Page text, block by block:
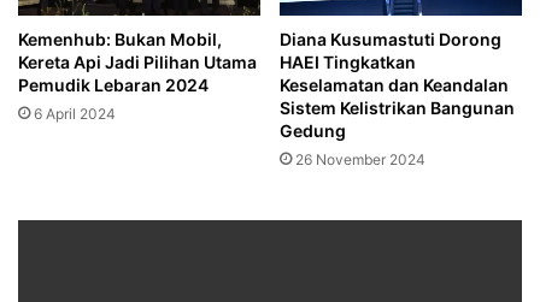
Kemenhub: Bukan Mobil,
Kereta Api Jadi Pilihan Utama
Pemudik Lebaran 2024
6 April 2024
Diana Kusumastuti Dorong
HAEI Tingkatkan
Keselamatan dan Keandalan
Sistem Kelistrikan Bangunan
Gedung
26 November 2024